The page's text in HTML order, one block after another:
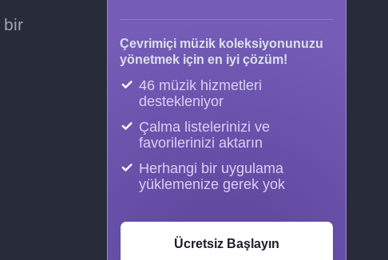
bir
Çevrimiçi müzik koleksiyonunuzu
yönetmek için en iyi çözüm!
46 müzik hizmetleri
destekleniyor
Çalma listelerinizi ve
favorilerinizi aktarın
Herhangi bir uygulama
yüklemenize gerek yok
Ücretsiz Başlayın